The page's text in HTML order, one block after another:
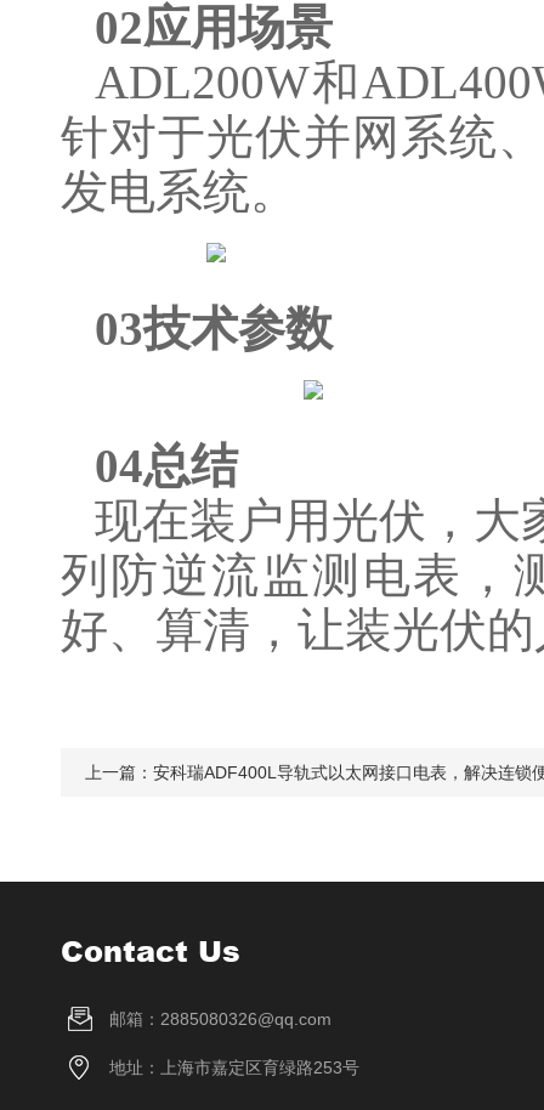
02应用场景
ADL200W和
针对于光伏并网系统
发电系统。
03技术参数
04总结
现在装户用光伏，大
列防逆流监测电表，
好、算清，让装光伏
上一篇： 安科瑞ADF400L导轨式以太网接口电表，解决连锁
Contact Us
邮箱：2885080326@qq.com
地址：上海市嘉定区育绿路253号